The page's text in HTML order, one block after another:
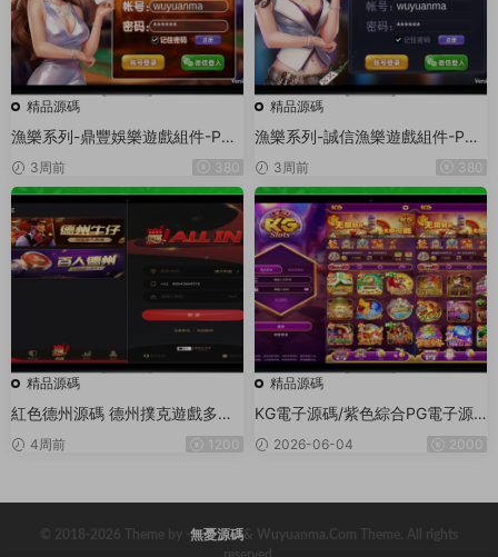
精品源碼
漁樂系列-鼎豐娛樂遊戲組件-PC
+安卓+蘋果3端
3周前 380
精品源碼
漁樂系列-誠信漁樂遊戲組件-PC
+安卓+蘋果3端
3周前 380
精品源碼
紅色德州源碼 德州撲克遊戲多語
言版/Unity+JAVA版APP雙端源
碼/中英繁三語言+帶控+帶彩池持
4周前 1200
精品源碼
KG電子源碼/紫色綜合PG電子源
碼/老虎機源碼/電玩城源碼/PG遊
戲系統源碼/棋牌捕魚無需接口無
2026-06-04 2000
© 2018-2026 Theme by -無憂源碼& Wuyuanma.Com Theme. All rights